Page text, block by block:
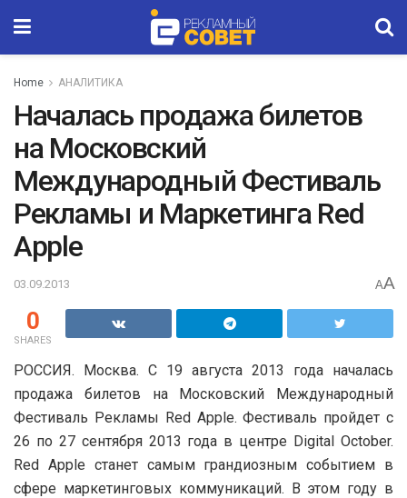
Home АНАЛИТИКА
Началась продажа билетов
на Московский
Международный Фестиваль
Рекламы и Маркетинга Red
Apple
03.09.2013 AA
0
SHARES
РОССИЯ. Москва. C 19 августа 2013 года началась
продажа билетов на Московский Международный
Фестиваль Рекламы Red Apple. Фестиваль пройдет с
26 по 27 сентября 2013 года в центре Digital October.
Red Apple станет самым грандиозным событием в
сфере маркетинговых коммуникаций. В этом году в